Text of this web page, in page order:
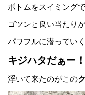
ボトムをスイミング
ゴツンと良い当たり
パワフルに潜ってい
キジハタだぁー！
浮いて来たのがこの